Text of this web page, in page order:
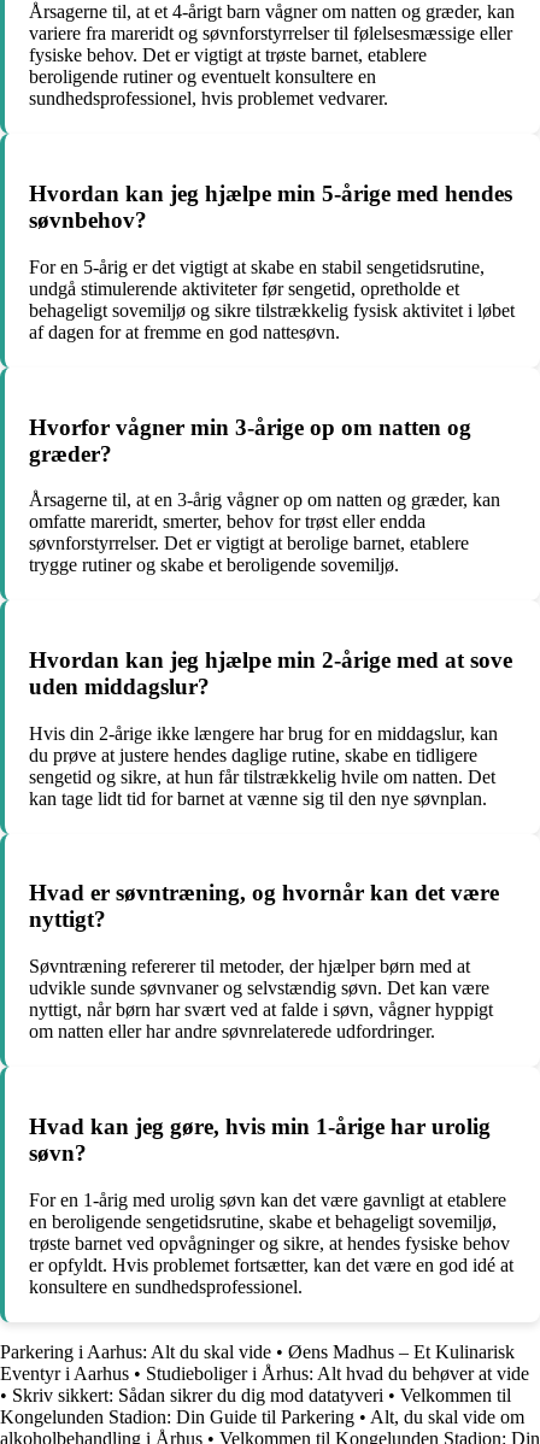
Årsagerne til, at et 4-årigt barn vågner om natten og græder, kan
variere fra mareridt og søvnforstyrrelser til følelsesmæssige eller
fysiske behov. Det er vigtigt at trøste barnet, etablere
beroligende rutiner og eventuelt konsultere en
sundhedsprofessionel, hvis problemet vedvarer.
Hvordan kan jeg hjælpe min 5-årige med hendes
søvnbehov?
For en 5-årig er det vigtigt at skabe en stabil sengetidsrutine,
undgå stimulerende aktiviteter før sengetid, opretholde et
behageligt sovemiljø og sikre tilstrækkelig fysisk aktivitet i løbet
af dagen for at fremme en god nattesøvn.
Hvorfor vågner min 3-årige op om natten og
græder?
Årsagerne til, at en 3-årig vågner op om natten og græder, kan
omfatte mareridt, smerter, behov for trøst eller endda
søvnforstyrrelser. Det er vigtigt at berolige barnet, etablere
trygge rutiner og skabe et beroligende sovemiljø.
Hvordan kan jeg hjælpe min 2-årige med at sove
uden middagslur?
Hvis din 2-årige ikke længere har brug for en middagslur, kan
du prøve at justere hendes daglige rutine, skabe en tidligere
sengetid og sikre, at hun får tilstrækkelig hvile om natten. Det
kan tage lidt tid for barnet at vænne sig til den nye søvnplan.
Hvad er søvntræning, og hvornår kan det være
nyttigt?
Søvntræning refererer til metoder, der hjælper børn med at
udvikle sunde søvnvaner og selvstændig søvn. Det kan være
nyttigt, når børn har svært ved at falde i søvn, vågner hyppigt
om natten eller har andre søvnrelaterede udfordringer.
Hvad kan jeg gøre, hvis min 1-årige har urolig
søvn?
For en 1-årig med urolig søvn kan det være gavnligt at etablere
en beroligende sengetidsrutine, skabe et behageligt sovemiljø,
trøste barnet ved opvågninger og sikre, at hendes fysiske behov
er opfyldt. Hvis problemet fortsætter, kan det være en god idé at
konsultere en sundhedsprofessionel.
Parkering i Aarhus: Alt du skal vide • Øens Madhus – Et Kulinarisk
Eventyr i Aarhus • Studieboliger i Århus: Alt hvad du behøver at vide
• Skriv sikkert: Sådan sikrer du dig mod datatyveri • Velkommen til
Kongelunden Stadion: Din Guide til Parkering • Alt, du skal vide om
alkoholbehandling i Århus • Velkommen til Kongelunden Stadion: Din